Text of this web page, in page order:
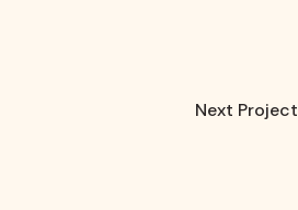
Next Project